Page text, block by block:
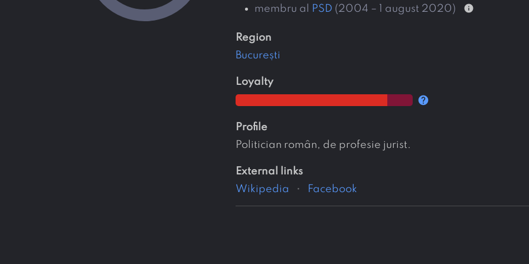
membru al
PSD (2004 – 1 august 2020) info
region
București
loyalty
help
profile
Politician român, de profesie jurist.
external links
Wikipedia
Facebook